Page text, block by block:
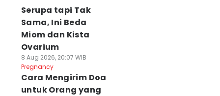
Serupa tapi Tak
Sama, Ini Beda
Miom dan Kista
Ovarium
8 Aug 2026, 20:07 WIB
Pregnancy
Cara Mengirim Doa
untuk Orang yang